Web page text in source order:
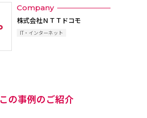
Company
株式会社ＮＴＴドコモ
IT・インターネット
この事例のご紹介